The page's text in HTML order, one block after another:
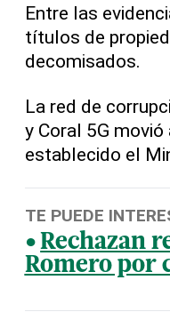
Entre las
títulos de
decomisados.
La red de
y Coral 5G
establecido el
TE PUEDE
Rechazan
Romero por